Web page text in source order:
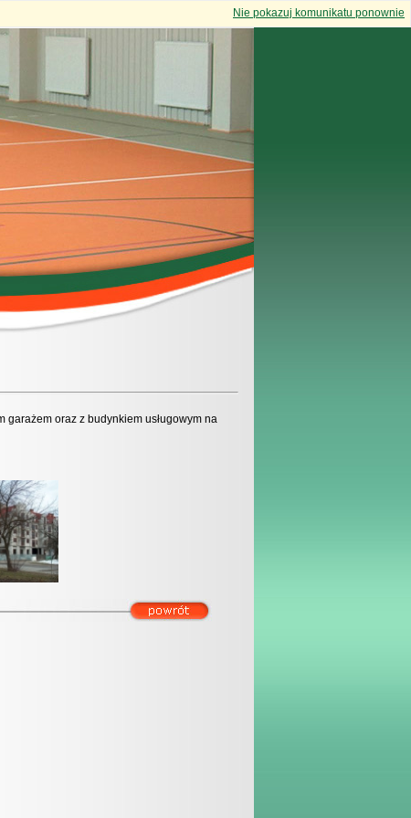
Nie pokazuj komunikatu ponownie
oraz z budynkiem usługowym na